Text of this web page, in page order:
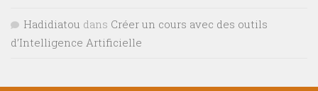
Hadidiatou dans Créer un cours avec des outils
d’Intelligence Artificielle